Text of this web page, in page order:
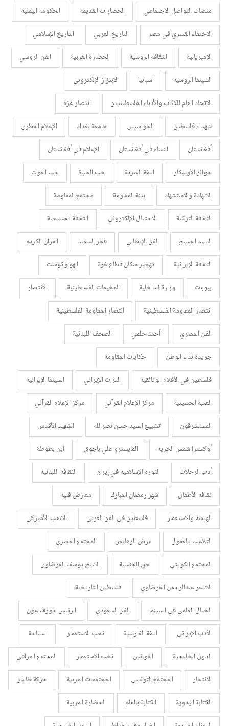
منصات التواصل الاجتماعي الحضارات القديمة
الحكومة اليمنية
الاختفاء القسري في مصر
التاريخ العربي
التاريخ الإسلامي
الإمبريالية
الثقافة الروسية الحضارة الغربية
الفن الروسي
السينما الروسية
اسبانيا
الابتزاز الإلكتروني
الاتحاد العام للكتّاب والأدباء الفلسطينيين
انتصار غزة
شهداء فلسطين
الجواسيس جامعة بغداد
الإعلام القطري
أفغانستان
النساء في أفغانستان
الإعلام في أفغانستان
جوائز الأوسكار
اللغة العبرية حب الحياة
حب الموت
الشهادة والاستشهاد
بيئة المقاومة
مجتمع المقاومة
الثقافة التركية
الاحتيال الإلكتروني
الثقافة المسيحية
السيد المسيح
الفن الإيطالي فجر السعيد
القرآن الكريم
الثقافة الإيرانية
تهجير سكان قطاع غزة
الهولوكوست
بيروت
وزارة الداخلية المخيمات الفلسطينية
الانتصار
انتصار المقاومة الفلسطينية
انتصار المقاومة الفلسطينية
الفن المصري
أحمد حلمي
الصحف اللبنانية
جريدة نداء الوطن
حكايات المقاومة
فلسطين في الأفلام الوثائقية
التراث الإيراني
السينما الإيرانية
العتبة الحسينية
مركز الإعلام القرآني
مركز الإعلام القرآني
المستشرقون
تشييع السيد حسن نصرالله
الشهيد الأقدس
أوكسترا شمس الحرية
المايسترو علي باجوق
ابن بطوطة
أدب الرحلات
الثورة الإسلامية في إيران
الثقافة اللبنانية
ثقافة الأطفال
شهر رمضان المبارك
معارض فنية
الهيمنة والاستعمار
فلسطين في الفن الغربي
الشعب الأميركي
التلاعب بالعقول
مرض الزهايمر
المجتمع المصري
المجتمع الكويتي
حق الجنسية
الشيخ يوسف القرضاوي
الشاعر عبدالرحمن القرضاوي
فلسطين التاريخية
الخيال العلمي في السينما
الفن السعودي
الرئيس جوزف عون
الأدب الإيراني
اللغة الفارسية نخب الاستعمار
السياحة
الدول الخليجية
القوانين نخب الاستعمار
المجتمع العراقي
الانتحار
المجتمع التونسي المجتمعات العربية
حركة طالبان
الكتابة اليدوية
الكتابة بالقلم
الحضارة العربية